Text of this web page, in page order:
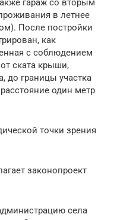
гараж со вторым
в летнее
После постройки
как
с соблюдением
ската крыши,
до границы участка
один метр
точки зрения
законопроект
села